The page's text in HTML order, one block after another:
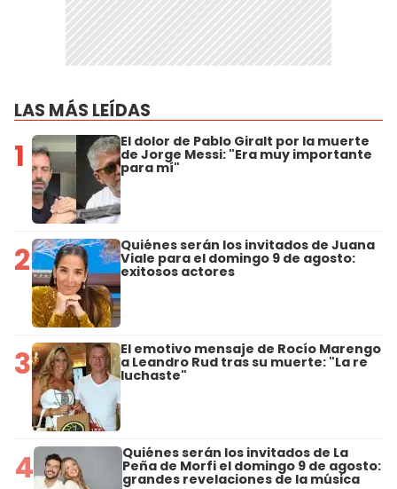
LAS MÁS LEÍDAS
1 El dolor de Pablo Giralt por la muerte
de Jorge Messi: "Era muy importante
para mí"
2 Quiénes serán los invitados de Juana
Viale para el domingo 9 de agosto:
exitosos actores
3 El emotivo mensaje de Rocío Marengo
a Leandro Rud tras su muerte: "La re
luchaste"
4 Quiénes serán los invitados de La
Peña de Morfi el domingo 9 de agosto:
grandes revelaciones de la música